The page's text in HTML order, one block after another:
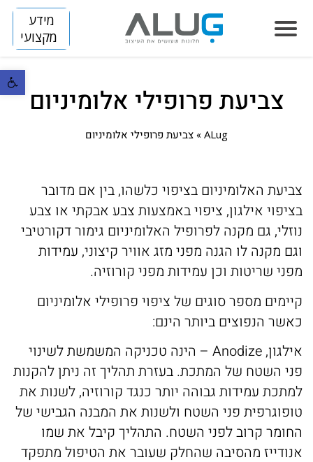
פתח
מידע
מקצועי
הסיפור שלנו
SLIM
SKINNY
HORIZON S
HORIZON
VISION
VILLAGE
LOFT
FRAME
FRAMELESS
FLIP
BREEZE
דלתות
ARENA
TITAN
מחיצות
DIVIDE
קירות מסך
פרוייקטים
בנייה פרטית
בנייה רוויה
מגדלי משרדים
פרוייקטים שונים
חלונות אלומיניום
חלונות בלגים
חלונות מינימל
חלונות ציר
חלונות הזזה
חלונות קיפ
בלוג
מן התקשורת
Innovation
צרו קשר
צביעת פרופילי אלומיניום
ALug
» צביעת פרופילי אלומיניום
צביעת האלומיניום בציפוי כלשהו, בין אם מדובר
בציפוי אילגון, ציפוי באמצעות צבע אבקתי או צבע
נוזלי, גם מקנה לפרופיל האלומיניום גימור דקורטיבי
וגם מקנה לו הגנה מפני מזג אוויר קיצוני, עמידות
מפני שריטות וכן עמידות מפני קורוזיה.
קיימים מספר סוגים של ציפוי פרופילי אלומיניום
כאשר הנפוצים ביותר הינם:
אילגון, Anodize – הינה טכניקה המשמשת לשינוי
פני השטח של המתכת. בעזרת תהליך זה ניתן להקנות
למתכת עמידות גבוהה יותר כנגד קורוזיה, לשנות את
טופוגרפית פני השטח ולשנות את המבנה הגבישי של
החומר קרוב לפני השטח. התהליך קיבל את שמו
אנודייז מהסיבה שהחלק שעובר את הטיפול מתפקד